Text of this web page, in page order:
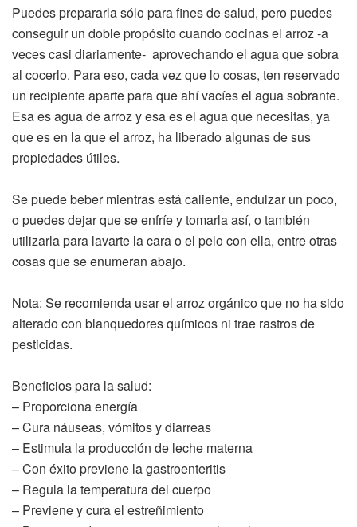
Puedes prepararla sólo para fines de salud, pero puedes
conseguir un doble propósito cuando cocinas el arroz -a
veces casi diariamente- aprovechando el agua que sobra
al cocerlo. Para eso, cada vez que lo cosas, ten reservado
un recipiente aparte para que ahí vacíes el agua sobrante.
Esa es agua de arroz y esa es el agua que necesitas, ya
que es en la que el arroz, ha liberado algunas de sus
propiedades útiles.
Se puede beber mientras está caliente, endulzar un poco,
o puedes dejar que se enfríe y tomarla así, o también
utilizarla para lavarte la cara o el pelo con ella, entre otras
cosas que se enumeran abajo.
Nota: Se recomienda usar el arroz orgánico que no ha sido
alterado con blanquedores químicos ni trae rastros de
pesticidas.
Beneficios para la salud:
– Proporciona energía
– Cura náuseas, vómitos y diarreas
– Estimula la producción de leche materna
– Con éxito previene la gastroenteritis
– Regula la temperatura del cuerpo
– Previene y cura el estreñimiento